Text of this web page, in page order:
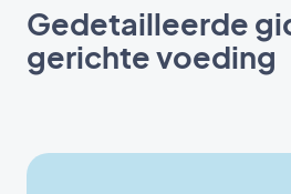
Gedetailleerde
gerichte voeding